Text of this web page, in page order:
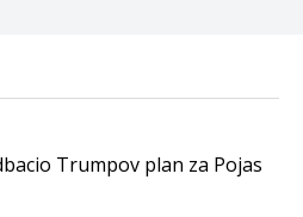
Trumpov plan za Pojas